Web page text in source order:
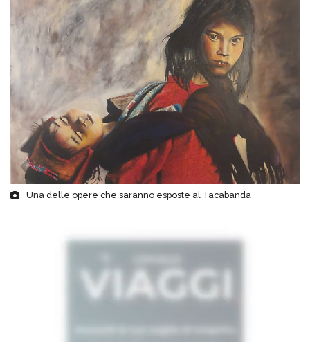
Una delle opere che saranno esposte al Tacabanda